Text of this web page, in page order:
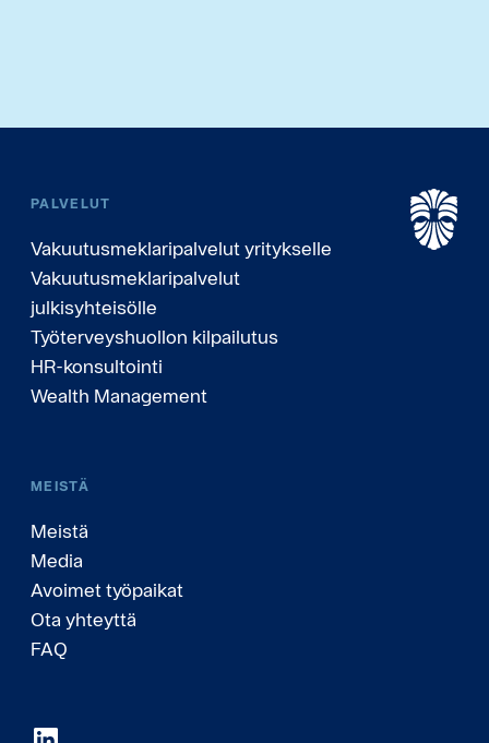
PALVELUT
Vakuutusmeklaripalvelut yritykselle
Vakuutusmeklaripalvelut
julkisyhteisölle
Työterveyshuollon kilpailutus
HR-konsultointi
Wealth Management
MEISTÄ
Meistä
Media
Avoimet työpaikat
Ota yhteyttä
FAQ